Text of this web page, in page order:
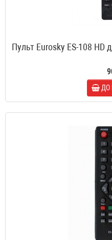
Пульт Eurosky ES-108 HD
ДО